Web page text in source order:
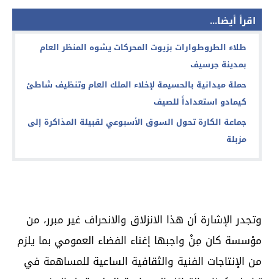
اقرأ أيضا...
طلاء الطروطوارات بزيوت المحركات يشوه المنظر العام
بمدينة جرسيف
حملة ميدانية بالحسيمة لإخلاء الملك العام وتنظيف شاطئ
كيمادو استعداداً للصيف
جماعة الكارة تحول السوق الأسبوعي لقبيلة المذاكرة إلى
مزبلة
وتجدر الإشارة أن هذا الانزلاق والانحراف غير مبرر، من
مؤسسة كان مِنْ واجبها إغناء الفضاء العمومي بما يلزم
من الإنتاجات الفنية والثقافية الساعية للمساهمة في